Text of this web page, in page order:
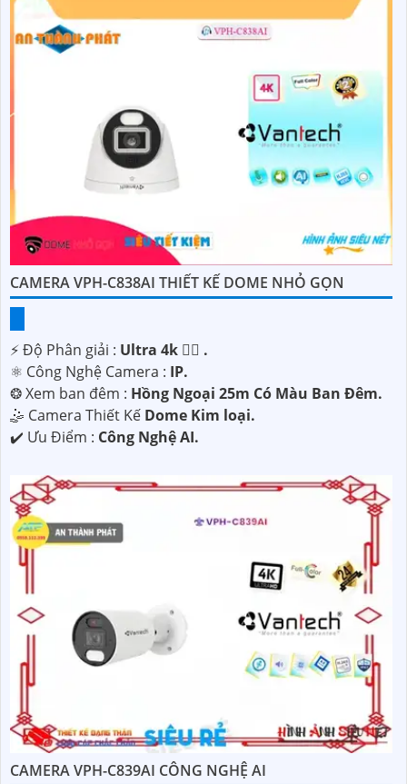
CAMERA VPH-C838AI THIẾT KẾ DOME NHỎ GỌN
️⚡ Độ Phân giải : Ultra 4k 👍🏾 .
⚛️ Công Nghệ Camera : IP.
❂ Xem ban đêm : Hồng Ngoại 25m Có Màu Ban Ðêm.
🤹 Camera Thiết Kế Dome Kim loại.
️✔️ Ưu Điểm : Công Nghệ AI.
CAMERA VPH-C839AI CÔNG NGHỆ AI